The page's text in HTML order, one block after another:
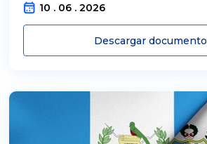
10 . 06 . 2026
Descargar documento